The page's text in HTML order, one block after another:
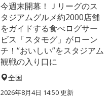
今週末開幕！Ｊリーグのス
タジアムグルメ約2000店舗
をガイドする食べログサー
ビス「スタモグ」がローン
チ！“おいしい”をスタジアム
観戦の入り口に
全国
2026年8月4日 14:50更新